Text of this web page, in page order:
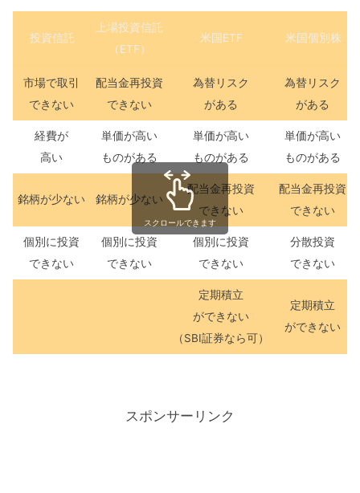
投資信託
上場投資信託
（ETF）
米国ETF 米国個別株
市場で取引
できない
配当金再投資
できない
為替リスク
がある
為替リスク
がある
経費が
高い
単価が高い
ものがある
単価が高い
ものがある
単価が高い
ものがある
銘柄が少ない 銘柄が少ない
配当金再投資
できない
配当金再投資
できない
個別に投資
できない
個別に投資
できない
個別に投資
できない
分散投資
できない
定期積立
ができない
（SBI証券なら可）
定期積立
ができない
スクロールできます
スポンサーリンク